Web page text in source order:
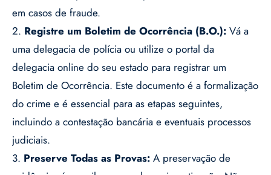
em casos de fraude.
2. Registre um Boletim de Ocorrência (B.O.): Vá a
uma delegacia de polícia ou utilize o portal da
delegacia online do seu estado para registrar um
Boletim de Ocorrência. Este documento é a formalização
do crime e é essencial para as etapas seguintes,
incluindo a contestação bancária e eventuais processos
judiciais.
3. Preserve Todas as Provas: A preservação de